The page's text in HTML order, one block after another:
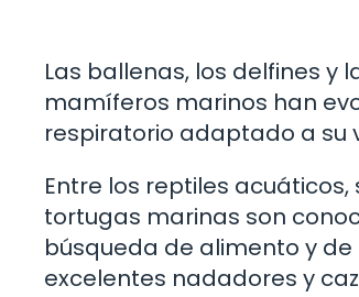
Las ballenas, los delfines y
mamíferos marinos han
respiratorio adaptado a su
Entre los reptiles
tortugas marinas son
búsqueda de alimento y de
excelentes nadadores y